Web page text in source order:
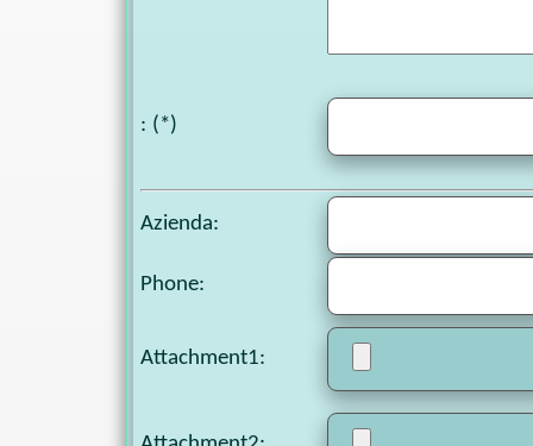
: (*)
Azienda:
Phone:
Attachment1: